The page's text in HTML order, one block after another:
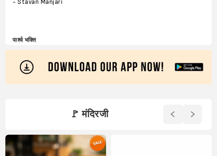
- Stavan Manjari
पार्श्व भक्ति
🚩 मंदिरजी